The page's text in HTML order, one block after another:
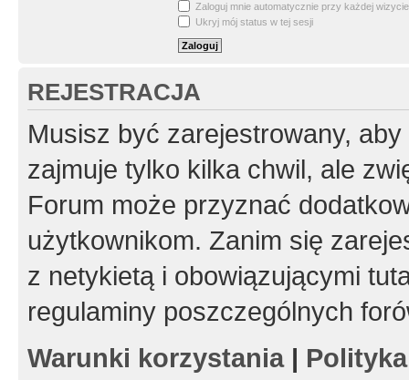
Zaloguj mnie automatycznie przy każdej wizycie
Ukryj mój status w tej sesji
REJESTRACJA
Musisz być zarejestrowany,
zajmuje tylko kilka chwil, ale
Forum może przyznać
użytkownikom. Zanim się
z netykietą i obowiązującymi
regulaminy poszczególnych
Warunki korzystania|